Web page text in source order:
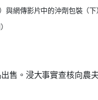
與網傳影片中的沖劑包裝（下
售。浸大事實查核向農